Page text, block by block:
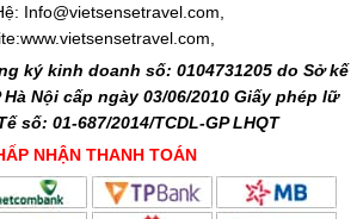
Info@vietsensetravel.com,
ký kinh doanh số: 0104731205 do Sở kế
Nội cấp ngày 03/06/2010 Giấy phép lữ
số: 01-687/2014/TCDL-GP LHQT
NHẬN THANH TOÁN